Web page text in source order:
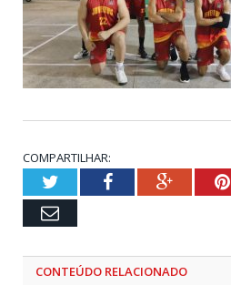
COMPARTILHAR:
TwitterFacebookGoogle+
Email
CONTEÚDO RELACIONADO